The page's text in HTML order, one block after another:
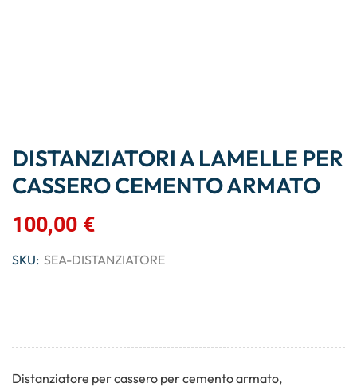
DISTANZIATORI A LAMELLE PER
CASSERO CEMENTO ARMATO
100,00 €
SKU: SEA-DISTANZIATORE
Distanziatore per cassero per cemento armato,